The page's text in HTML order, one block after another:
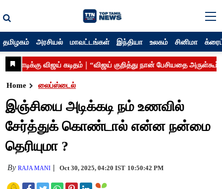
தமிழகம் அரசியல் மாவட்டங்கள் இந்தியா உலகம் சினிமா
Home லைப்ஸ்டைல்
இஞ்சியை அடிக்கடி நம் உணவில்
சேர்த்துக் கொண்டால் என்ன நன்மை
தெரியுமா ?
ByRAJA MANI Oct 30, 2025, 04:20 IST 10:50:42 PM